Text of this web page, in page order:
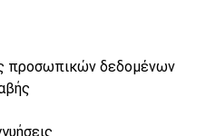
προσωπικών δεδομένων